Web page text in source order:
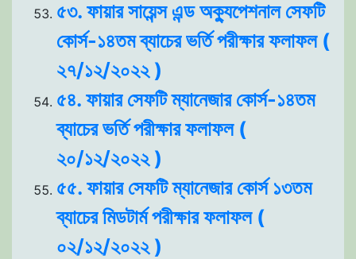
৫৩. ফায়ার সায়েন্স এন্ড অক্যুপেশনাল সেফটি
কোর্স-১৪তম ব্যাচের ভর্তি পরীক্ষার ফলাফল (
২৭/১২/২০২২ )
৫৪. ফায়ার সেফটি ম্যানেজার কোর্স-১৪তম
ব্যাচের ভর্তি পরীক্ষার ফলাফল (
২০/১২/২০২২ )
৫৫. ফায়ার সেফটি ম্যানেজার কোর্স ১৩তম
ব্যাচের মিডটার্ম পরীক্ষার ফলাফল (
০২/১২/২০২২ )